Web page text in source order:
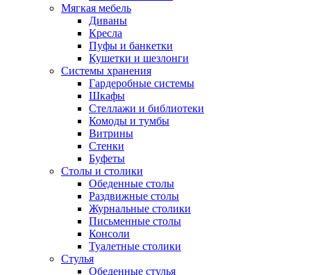
Мягкая мебель
Диваны
Кресла
Пуфы и банкетки
Кушетки и шезлонги
Системы хранения
Гардеробные системы
Шкафы
Стеллажи и библиотеки
Комоды и тумбы
Витрины
Стенки
Буфеты
Столы и столики
Обеденные столы
Раздвижные столы
Журнальные столики
Письменные столы
Консоли
Туалетные столики
Стулья
Обеденные стулья